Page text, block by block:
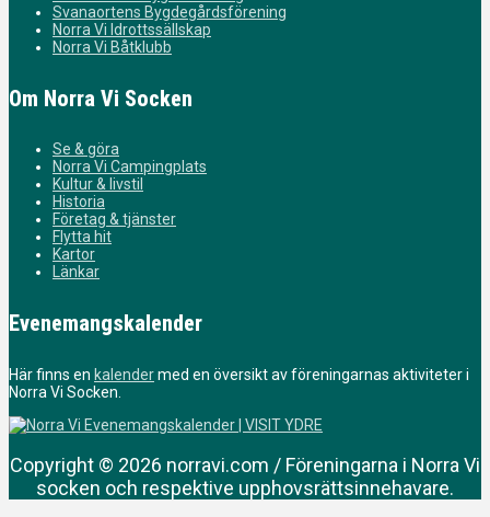
Svanaortens Bygdegårdsförening
Norra Vi Idrottssällskap
Norra Vi Båtklubb
Om Norra Vi Socken
Se & göra
Norra Vi Campingplats
Kultur & livstil
Historia
Företag & tjänster
Flytta hit
Kartor
Länkar
Evenemangskalender
Här finns en kalendermed en översikt av föreningarnas aktiviteter i
Norra Vi Socken.
Copyright © 2026 norravi.com / Föreningarna i Norra Vi
socken och respektive upphovsrättsinnehavare.